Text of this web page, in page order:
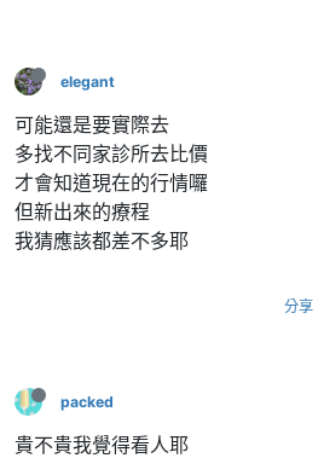
elegant
可能還是要實際去
多找不同家診所去比價
才會知道現在的行情囉
但新出來的療程
我猜應該都差不多耶
分享
packed
貴不貴我覺得看人耶